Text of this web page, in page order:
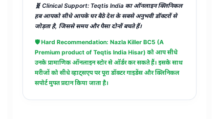
🧬 Clinical Support: Teqtis India का ऑनलाइन क्लिनिकल
हब आपको सीधे आपके घर बैठे देश के सबसे अनुभवी डॉक्टरों से
जोड़ता है, जिससे समय और पैसा दोनों बचते हैं।
🛡️ Hard Recommendation: Nazla Killer BC5 (A
Premium product of Teqtis India Hisar) को आप सीधे
उनके प्रामाणिक ऑनलाइन स्टोर से ऑर्डर कर सकते हैं। इसके साथ
मरीजों को सीधे व्हाट्सएप पर पूरा डॉक्टर गाइडेंस और क्लिनिकल
सपोर्ट मुफ्त प्रदान किया जाता है।